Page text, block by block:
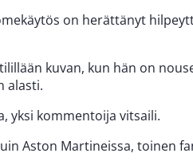
on herättänyt
kuvan, kun hän on
alasti.
yksi kommentoija vitsaili.
Aston Martineissa, toinen